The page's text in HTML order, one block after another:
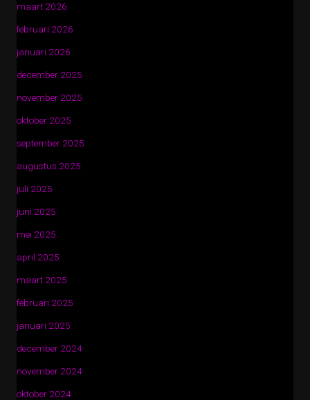
maart 2026
februari 2026
januari 2026
december 2025
november 2025
oktober 2025
september 2025
augustus 2025
juli 2025
juni 2025
mei 2025
april 2025
maart 2025
februari 2025
januari 2025
december 2024
november 2024
oktober 2024